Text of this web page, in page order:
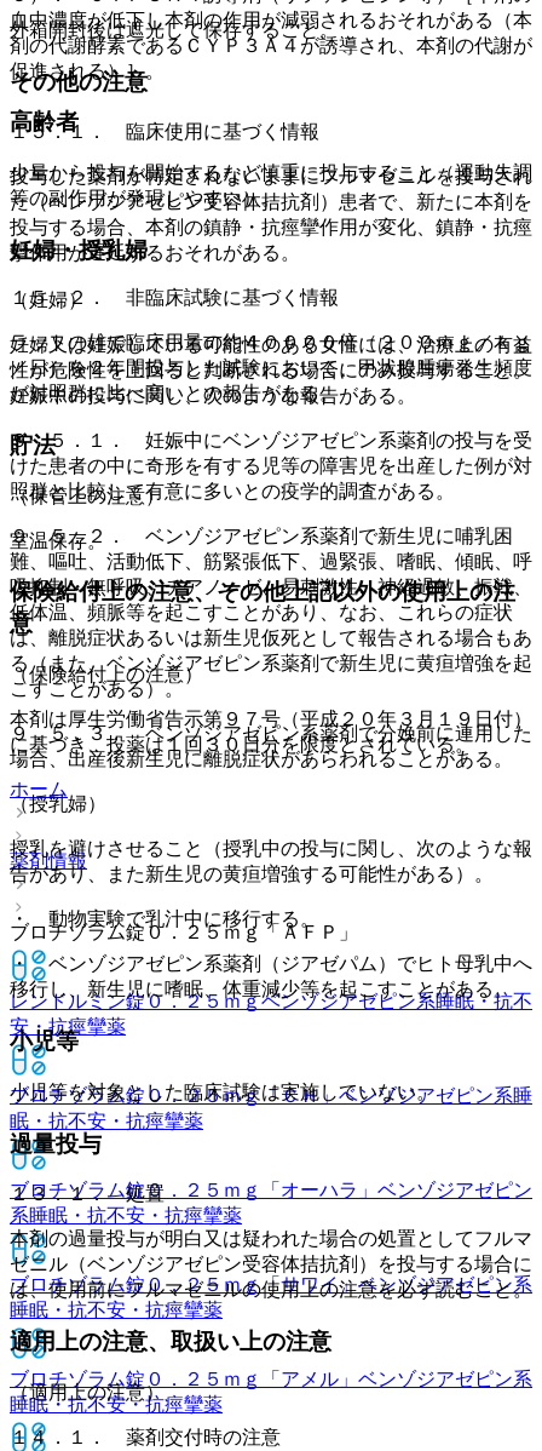
外箱開封後は遮光して保存すること。
その他の注意
１５．１． 臨床使用に基づく情報
投与した薬剤が特定されないままにフルマゼニルを投与され
た（ベンゾジアゼピン受容体拮抗剤）患者で、新たに本剤を
投与する場合、本剤の鎮静・抗痙攣作用が変化、鎮静・抗痙
攣作用が遅延するおそれがある。
１５．２． 非臨床試験に基づく情報
ラットの雄で臨床用量の約４００００倍（２００ｍｇ／ｋｇ
／日）を２年間投与した試験において、甲状腺腫瘍発生頻度
が対照群に比べ高いとの報告がある。
貯法
（保管上の注意）
室温保存。
保険給付上の注意、その他上記以外の使用上の注
意
（保険給付上の注意）
本剤は厚生労働省告示第９７号（平成２０年３月１９日付）
に基づき、投薬は１回３０日分を限度とされている。
ホーム
薬剤情報
ブロチゾラム錠０．２５ｍｇ「ＡＦＰ」
レンドルミン錠０．２５ｍｇベンゾジアゼピン系睡眠・抗不
安・抗痙攣薬
ブロチゾラム錠０．２５ｍｇ「ＣＨ」ベンゾジアゼピン系睡
眠・抗不安・抗痙攣薬
ブロチゾラム錠０．２５ｍｇ「オーハラ」 ベンゾジアゼピン
系睡眠・抗不安・抗痙攣薬
ブロチゾラム錠０．２５ｍｇ「サワイ」ベンゾジアゼピン系
睡眠・抗不安・抗痙攣薬
ブロチゾラム錠０．２５ｍｇ「アメル」 ベンゾジアゼピン系
睡眠・抗不安・抗痙攣薬
血中濃度が低下し本剤の作用が減弱されるおそれがある（本
剤の代謝酵素であるＣＹＰ３Ａ４が誘導され、本剤の代謝が
促進される）］。
高齢者
少量から投与を開始するなど慎重に投与すること（運動失調
等の副作用が発現しやすい）。
妊婦・授乳婦
（妊婦）
妊婦又は妊娠している可能性のある女性には、治療上の有益
性が危険性を上回ると判断される場合にのみ投与すること。
妊娠中の投与に関し、次のような報告がある。
９．５．１． 妊娠中にベンゾジアゼピン系薬剤の投与を受
けた患者の中に奇形を有する児等の障害児を出産した例が対
照群と比較して有意に多いとの疫学的調査がある。
９．５．２． ベンゾジアゼピン系薬剤で新生児に哺乳困
難、嘔吐、活動低下、筋緊張低下、過緊張、嗜眠、傾眠、呼
吸抑制・無呼吸、チアノーゼ、易刺激性、神経過敏、振戦、
低体温、頻脈等を起こすことがあり、なお、これらの症状
は、離脱症状あるいは新生児仮死として報告される場合もあ
る（また、ベンゾジアゼピン系薬剤で新生児に黄疸増強を起
こすことがある）。
９．５．３． ベンゾジアゼピン系薬剤で分娩前に連用した
場合、出産後新生児に離脱症状があらわれることがある。
（授乳婦）
授乳を避けさせること（授乳中の投与に関し、次のような報
告があり、また新生児の黄疸増強する可能性がある）。
・ 動物実験で乳汁中に移行する。
・ ベンゾジアゼピン系薬剤（ジアゼパム）でヒト母乳中へ
移行し、新生児に嗜眠、体重減少等を起こすことがある。
小児等
小児等を対象とした臨床試験は実施していない。
過量投与
１３．１． 処置
本剤の過量投与が明白又は疑われた場合の処置としてフルマ
ゼニル（ベンゾジアゼピン受容体拮抗剤）を投与する場合に
は、使用前にフルマゼニルの使用上の注意を必ず読むこと。
適用上の注意、取扱い上の注意
（適用上の注意）
１４．１． 薬剤交付時の注意